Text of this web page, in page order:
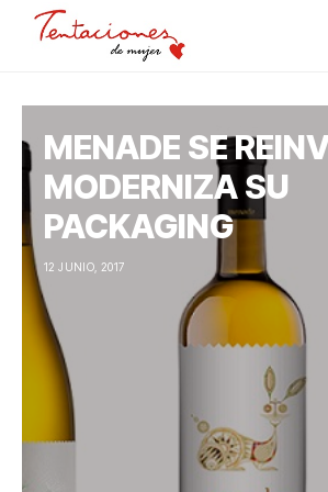
MENADE SE
MODERNIZA SU
PACKAGING
12 JUNIO, 2017